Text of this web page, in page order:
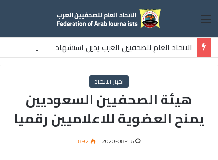
القائمة
الاتحاد العام للصحفيين العرب يدين استشهاد
ثلاثة صحفيين فلسطينيين باستهداف إسرائيلي وسط قطاع غزة
اخبار الاتحاد
هيئة الصحفيين السعوديين
يمنح العضوية للاعلاميين رقميا
2020-08-16
892